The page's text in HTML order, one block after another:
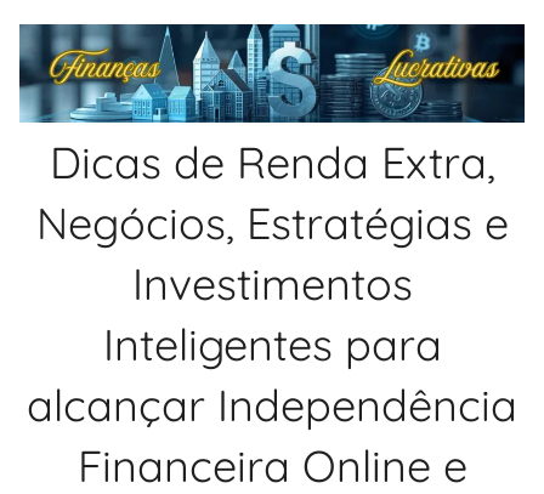
para
conteúdo
Dicas de Renda Extra,
Negócios, Estratégias e
Investimentos
Inteligentes para
alcançar Independência
Financeira Online e